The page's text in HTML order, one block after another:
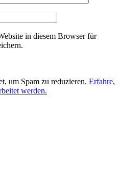
in diesem Browser für
um Spam zu reduzieren. Erfahre,
werden.